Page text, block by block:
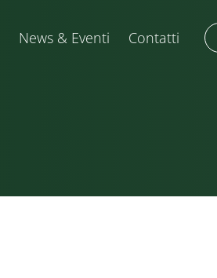
News & Eventi Contatti